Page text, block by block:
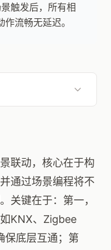
触发后，所有相
流畅无延迟。
联动，核心在于构
通过场景编程将不
关键在于：第一，
KNX、Zigbee
保底层互通；第